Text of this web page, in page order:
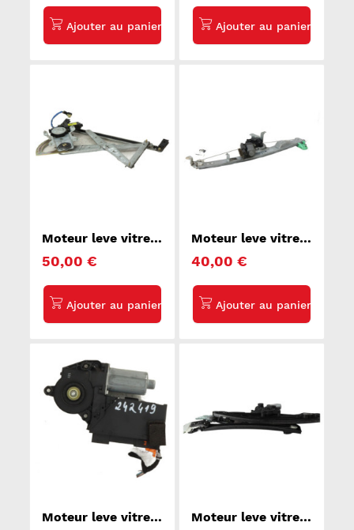
Moteur leve vitre
SORENTO 1
50,00 €
Moteur leve vitre
RENAULT GRAND
40,00 €
Moteur leve vitre
Moteur leve vitre